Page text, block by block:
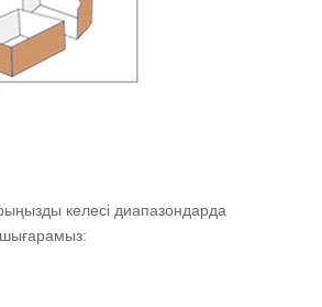
келесі диапазондарда